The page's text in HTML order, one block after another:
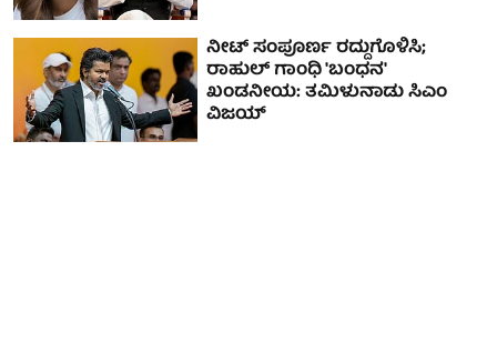
ನೀಟ್ ಸಂಪೂರ್ಣ ರದ್ದುಗೊಳಿಸಿ;
ರಾಹುಲ್ ಗಾಂಧಿ 'ಬಂಧನ'
ಖಂಡನೀಯ: ತಮಿಳುನಾಡು ಸಿಎಂ
ವಿಜಯ್